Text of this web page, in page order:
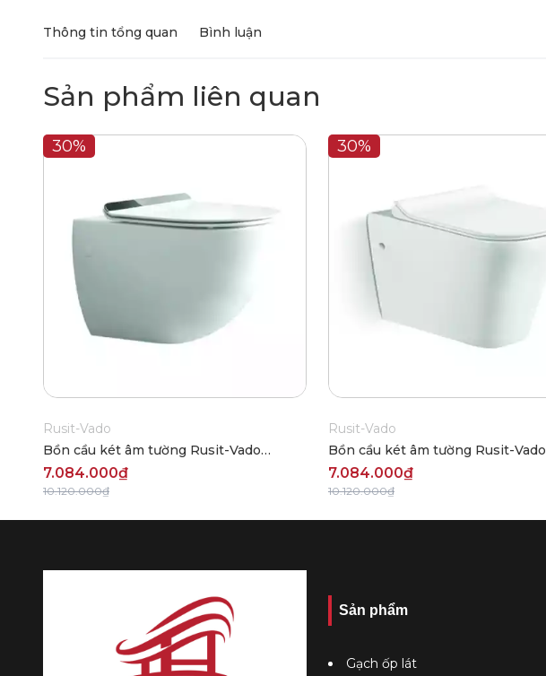
Thông tin tổng quan Bình luận
Sản phẩm liên quan
30%
Rusit-Vado
Bồn cầu két âm tường Rusit-Vado
RUW6600
7.084.000₫
10.120.000₫
30%
Rusit-Vado
Bồn cầu két âm tường Rusit-Vado
RUW8800
7.084.000₫
10.120.000₫
Sản phẩm
Gạch ốp lát